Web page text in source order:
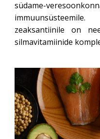
südame-
zeaksantiinile on
silmavitamiinide